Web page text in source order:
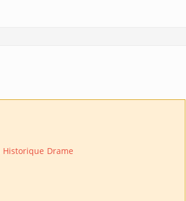
Historique Drame